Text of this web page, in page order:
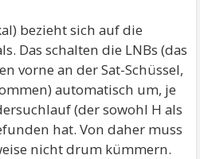
bezieht sich auf die
Das schalten die LNBs (das
vorne an der Sat-Schüssel,
automatisch um, je
(der sowohl H als
hat. Von daher muss
nicht drum kümmern.